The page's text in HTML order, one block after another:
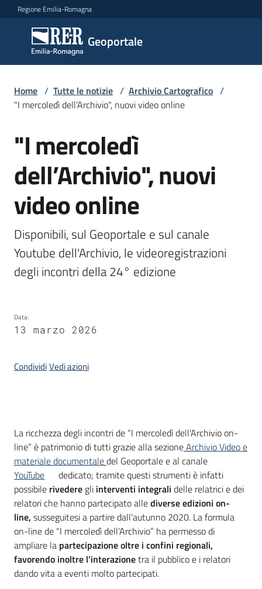
Vai al contenuto
Vai alla navigazione
Vai al footer
Regione Emilia-Romagna
Geoportale
Geoportale
Catalogo
dati,
metadati
Visualizza
dati
line
Scarica
cartografico
Seguici
su
Home / Tutte le notizie / Archivio Cartografico /
"I mercoledì dell’Archivio", nuovi video online
Salta al contenuto
"I mercoledì
dell’Archivio", nuovi
video online
Disponibili, sul Geoportale e sul canale
Youtube dell'Archivio, le videoregistrazioni
degli incontri della 24° edizione
Data:
13 marzo 2026
CondividiVedi azioni
Introduzione
La ricchezza degli incontri de “I mercoledì dell’Archivio on-
line” è patrimonio di tutti grazie alla sezioneArchivio Video e
materiale documentaledel Geoportale e al canale
YouTube
dedicato; tramite questi strumenti è infatti
possibile rivedere gli interventi integrali delle relatrici e dei
relatori che hanno partecipato allediverse edizioni on-
line, susseguitesi a partire dall’autunno 2020. La formula
on-line de “I mercoledì dell’Archivio” ha permesso di
ampliare la partecipazione oltre i confini regionali,
favorendo inoltre l’interazionetra il pubblico e i relatori
dando vita a eventi molto partecipati.